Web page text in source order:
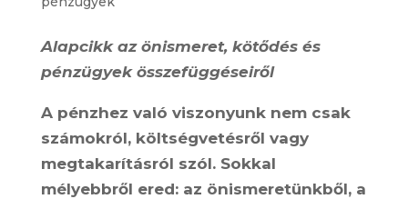
Alapcikk az önismeret, kötődés és
pénzügyek összefüggéseiről
A pénzhez való viszonyunk nem csak
számokról, költségvetésről vagy
megtakarításról szól. Sokkal
mélyebbről ered: az önismeretünkből, a